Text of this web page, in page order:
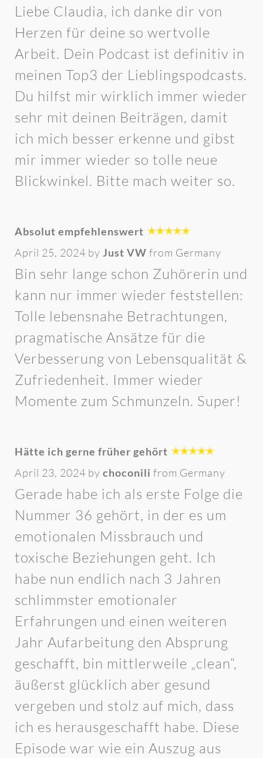
Liebe Claudia, ich danke dir von
Herzen für deine so wertvolle
Arbeit. Dein Podcast ist definitiv in
meinen Top3 der Lieblingspodcasts.
Du hilfst mir wirklich immer wieder
sehr mit deinen Beiträgen, damit
ich mich besser erkenne und gibst
mir immer wieder so tolle neue
Blickwinkel. Bitte mach weiter so.
Absolut empfehlenswert
April 25, 2024 by Just VW from Germany
Bin sehr lange schon Zuhörerin und
kann nur immer wieder feststellen:
Tolle lebensnahe Betrachtungen,
pragmatische Ansätze für die
Verbesserung von Lebensqualität &
Zufriedenheit. Immer wieder
Momente zum Schmunzeln. Super!
Hätte ich gerne früher gehört
April 23, 2024 by choconili from Germany
Gerade habe ich als erste Folge die
Nummer 36 gehört, in der es um
emotionalen Missbrauch und
toxische Beziehungen geht. Ich
habe nun endlich nach 3 Jahren
schlimmster emotionaler
Erfahrungen und einen weiteren
Jahr Aufarbeitung den Absprung
geschafft, bin mittlerweile „clean“,
äußerst glücklich aber gesund
vergeben und stolz auf mich, dass
ich es herausgeschafft habe. Diese
Episode war wie ein Auszug aus